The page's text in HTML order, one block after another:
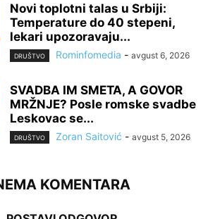
Novi toplotni talas u Srbiji:
Temperature do 40 stepeni,
lekari upozoravaju...
DRUŠTVO Rominfomedia - avgust 6, 2026
SVADBA IM SMETA, A GOVOR
MRŽNJE? Posle romske svadbe
Leskovac se...
DRUŠTVO Zoran Saitović - avgust 5, 2026
KOMENTARA